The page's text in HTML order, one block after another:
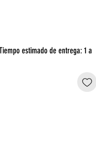
estimado de entrega: 1 a